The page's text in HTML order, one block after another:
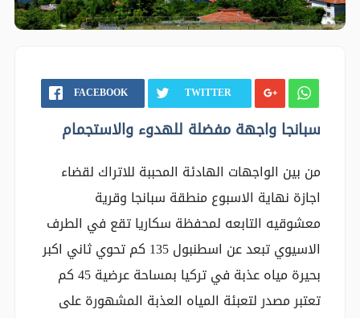
FACEBOOK TWITTER
سبانجا واجهة مفضلة للهدوء والاستجمام
من بين الواجهات الهادئة المحببة للاتراك لقضاء
اجازة نهاية الاسبوع منطقة سبانجا وقرية
معشوقيه التابعه لمحفظة سكاريا تقع في الطرف
الاسيوي تبعد عن اسطنبول 135 كم تحوي ثاني اكبر
بحيرة مياه عذبة في تركيا بمساحة عرضية 45 كم
تعتبر مصدر لتعبئة المياه العذبة المشهورة على